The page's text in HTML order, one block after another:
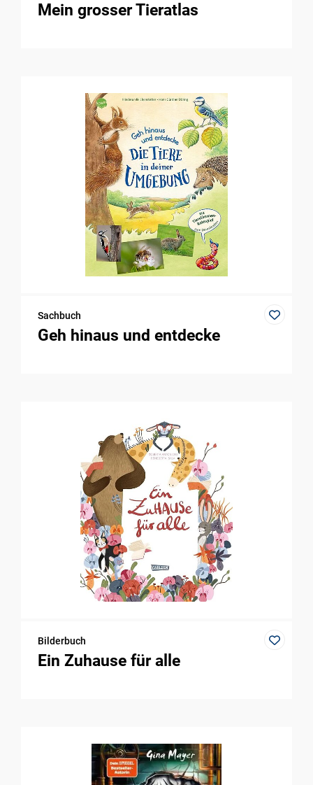
Mein grosser Tieratlas
Sachbuch
Geh hinaus und entdecke
Bilderbuch
Ein Zuhause für alle